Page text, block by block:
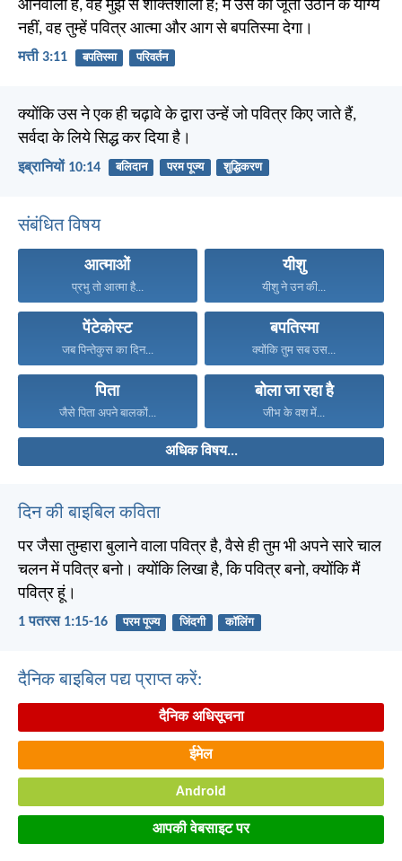
आनेवाला है, वह मुझ से शक्तिशाली है; मैं उस की जूती उठाने के योग्य
नहीं, वह तुम्हें पवित्र आत्मा और आग से बपतिस्मा देगा।
मत्ती 3:11 बपतिस्मा परिवर्तन
क्योंकि उस ने एक ही चढ़ावे के द्वारा उन्हें जो पवित्र किए जाते हैं,
सर्वदा के लिये सिद्ध कर दिया है।
इब्रानियों 10:14 बलिदान परम पूज्य शुद्धिकरण
संबंधित विषय
आत्माओं
प्रभु तो आत्मा है...
यीशु
यीशु ने उन की...
पेंटेकोस्ट
जब पिन्तेकुस का दिन...
बपतिस्मा
क्योंकि तुम सब उस...
पिता
जैसे पिता अपने बालकों...
बोला जा रहा है
जीभ के वश में...
अधिक विषय...
दिन की बाइबिल कविता
पर जैसा तुम्हारा बुलाने वाला पवित्र है, वैसे ही तुम भी अपने सारे चाल
चलन में पवित्र बनो। क्योंकि लिखा है, कि पवित्र बनो, क्योंकि मैं
पवित्र हूं।
1 पतरस 1:15-16 परम पूज्य जिंदगी कॉलिंग
दैनिक बाइबिल पद्य प्राप्त करें:
दैनिक अधिसूचना
ईमेल
Android
आपकी वेबसाइट पर